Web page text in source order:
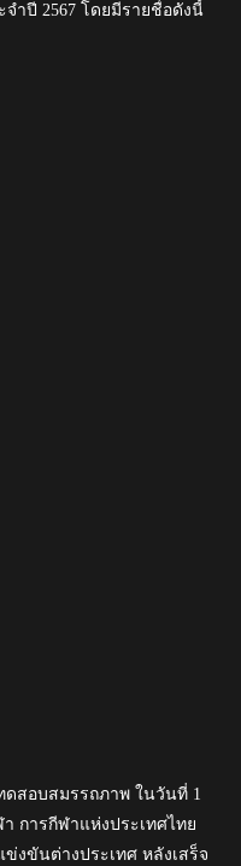
ำปี 2567 โดยมีรายชื่อดังนี้
สอบสมรรถภาพ ในวันที่ 1
การกีฬาแห่งประเทศไทย
งขันต่างประเทศ หลังเสร็จ